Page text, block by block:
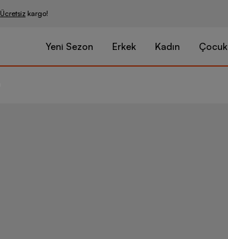
Ücretsiz kargo!
Yeni Sezon Erkek Kadın Çocuk